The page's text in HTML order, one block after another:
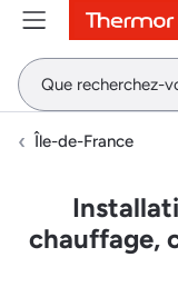
ContenuMenu
Île-de-France
chauffage,